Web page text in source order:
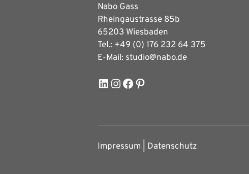
Nabo Gass
Rheingaustrasse 85b
65203 Wiesbaden
Tel.: +49 (0) 176 232 64 375
E-Mail: studio@nabo.de
LinkedIn
Instagram
Facebook
Pinterest
Impressum Datenschutz